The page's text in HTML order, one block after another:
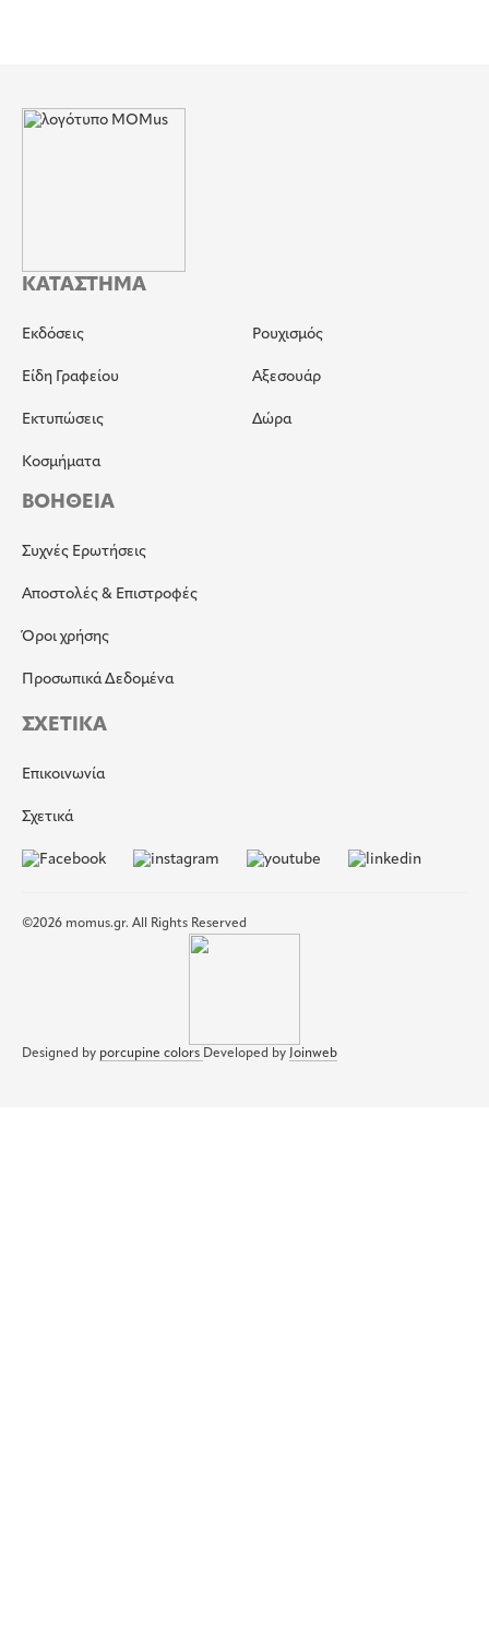
ΚΑΤΑΣΤΗΜΑ
Εκδόσεις
Είδη Γραφείου
Εκτυπώσεις
Κοσμήματα
Ρουχισμός
Αξεσουάρ
Δώρα
ΒΟΗΘΕΙΑ
Συχνές Ερωτήσεις
Αποστολές & Επιστροφές
Όροι χρήσης
Προσωπικά Δεδομένα
ΣΧΕΤΙΚΑ
Επικοινωνία
Σχετικά
©2026 momus.gr. All Rights Reserved
Designed by porcupine colors Developed by Joinweb